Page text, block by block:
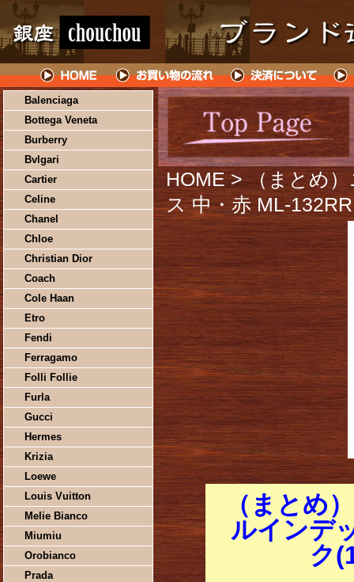
Balenciaga
Bottega Veneta
Burberry
Bvlgari
Cartier
Celine
Chanel
Chloe
Christian Dior
Coach
Cole Haan
Etro
Fendi
Ferragamo
Folli Follie
Furla
Gucci
Hermes
Krizia
Loewe
Louis Vuitton
Melie Bianco
Miumiu
Orobianco
Prada
HOME > （まとめ
ス 中・赤 ML-
（まとめ
ルインデ
ク